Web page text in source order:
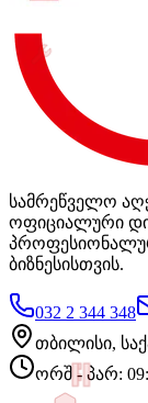
სამრეწველო
ოფიციალური
ბიზნესისთვის.
032 2 344 348
თბილისი,
ორშ - პარ: